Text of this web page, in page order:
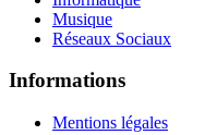
Musique
Réseaux Sociaux
Informations
Mentions légales